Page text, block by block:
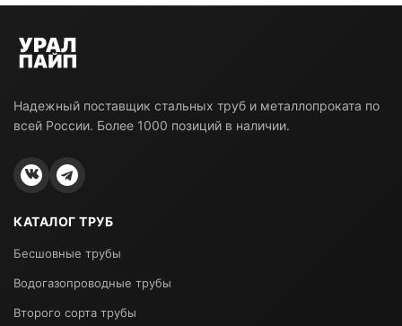
Надежный поставщик стальных труб и металлопроката по
всей России. Более 1000 позиций в наличии.
КАТАЛОГ ТРУБ
Бесшовные трубы
Водогазопроводные трубы
Второго сорта трубы